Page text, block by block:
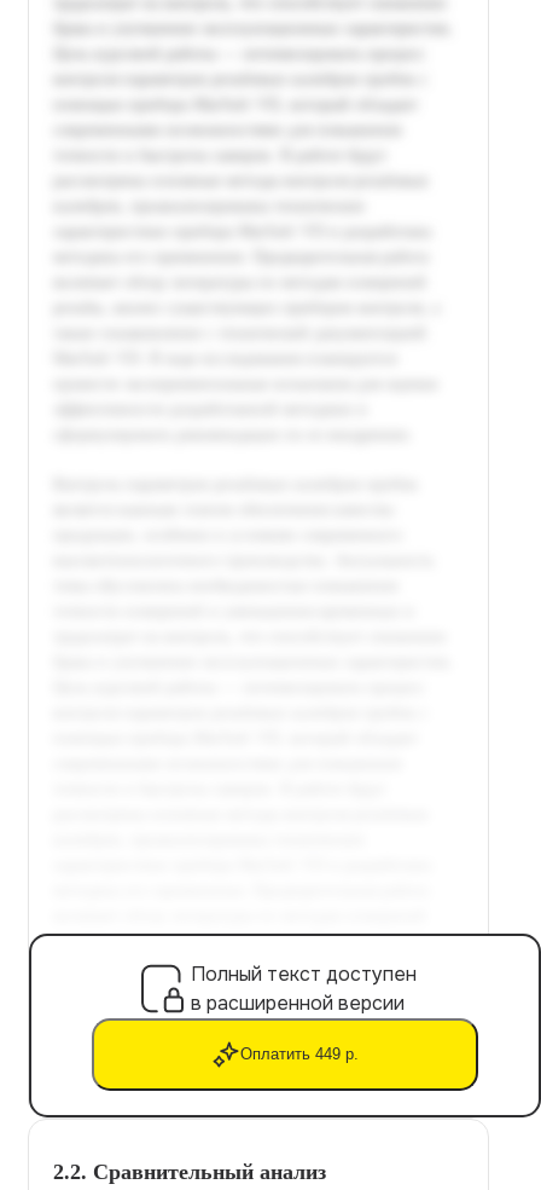
Полный текст доступен
в расширенной версии
Оплатить 449 р.
2.2. Сравнительный анализ